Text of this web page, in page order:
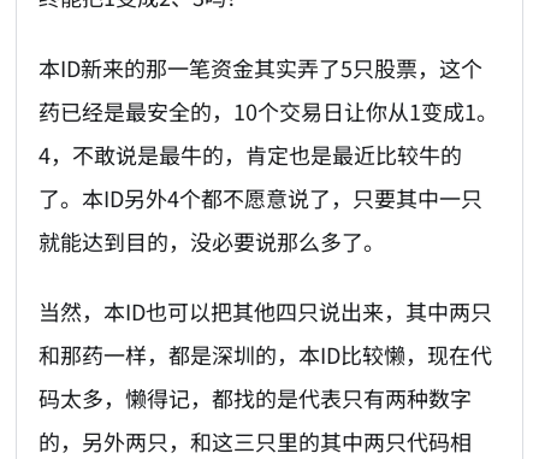
本ID新来的那一笔资金其实弄了5只股票，这个
药已经是最安全的，10个交易日让你从1变成1。
4，不敢说是最牛的，肯定也是最近比较牛的
了。本ID另外4个都不愿意说了，只要其中一只
就能达到目的，没必要说那么多了。
当然，本ID也可以把其他四只说出来，其中两只
和那药一样，都是深圳的，本ID比较懒，现在代
码太多，懒得记，都找的是代表只有两种数字
的，另外两只，和这三只里的其中两只代码相